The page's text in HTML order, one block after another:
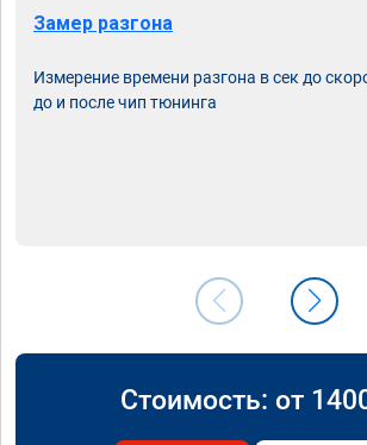
Замер разгона
Измерение времени разгона в сек до
до и после чип тюнинга
Стоимость: от